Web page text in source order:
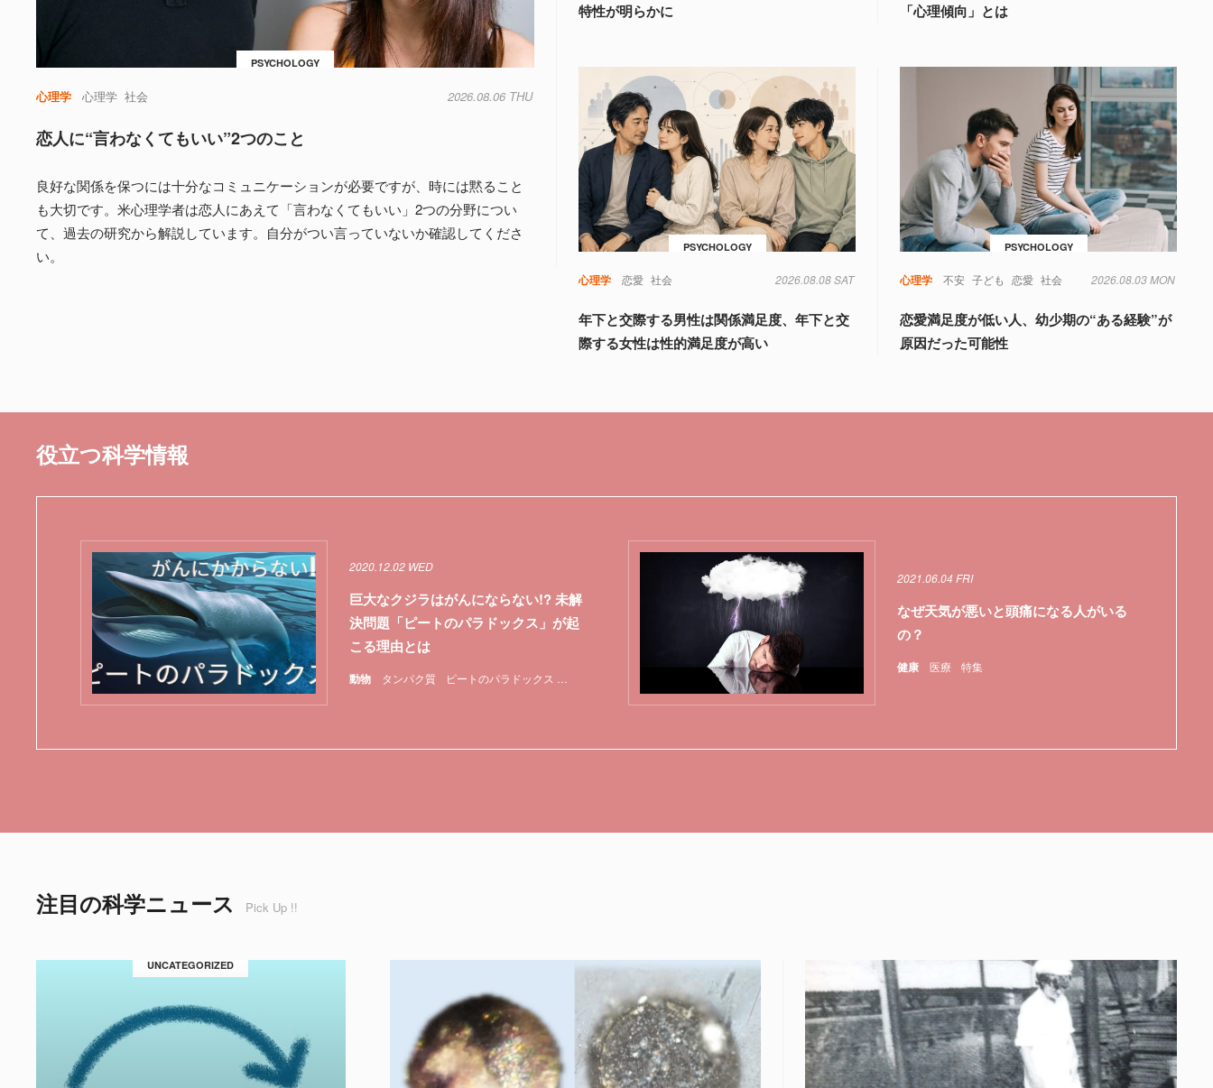
PSYCHOLOGY
心理学 心理学 社会 2026.08.06 THU
恋人に“言わなくてもいい”2つのこと
良好な関係を保つには十分なコミュニケーションが必要ですが、時には黙ること
も大切です。米心理学者は恋人にあえて「言わなくてもいい」2つの分野につい
て、過去の研究から解説しています。自分がつい言っていないか確認してくださ
い。
特性が明らかに
「心理傾向」とは
PSYCHOLOGY
心理学 恋愛 社会 2026.08.08 SAT
年下と交際する男性は関係満足度、年下と交
際する女性は性的満足度が高い
PSYCHOLOGY
心理学 不安 子ども 恋愛 社会 2026.08.03 MON
恋愛満足度が低い人、幼少期の“ある経験”が
原因だった可能性
役立つ科学情報
動物 タンパク質 ピートのパラドックス 特集 突然変異 遺伝子
2020.12.02 WED
巨大なクジラはがんにならない!? 未解
決問題「ピートのパラドックス」が起
こる理由とは
健康 医療 特集
2021.06.04 FRI
なぜ天気が悪いと頭痛になる人がいる
の？
注目の科学ニュース Pick Up !!
UNCATEGORIZED